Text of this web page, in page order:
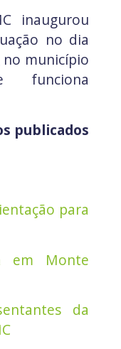
inaugurou
no dia
no município
funciona
publicados
para
em Monte
da